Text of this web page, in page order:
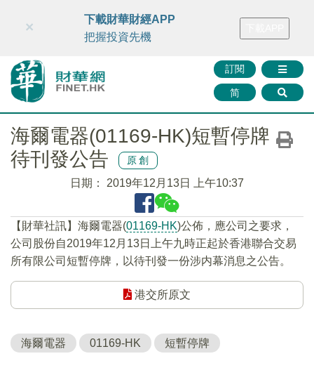
財華智庫網 FINTV FINMETA 財華證券 媒體矩陣
訂閱
简
×
下載財華財經APP
把握投資先機
海爾電器(01169-HK)短暫停牌
待刊發公告
原創
日期： 2019年12月13日 上午10:37
【財華社訊】海爾電器(01169-HK)公佈，應公司之要求，
公司股份自2019年12月13日上午九時正起於香港聯合交易
所有限公司短暫停牌，以待刊發一份涉内幕消息之公告。
港交所原文
海爾電器 01169-HK 短暫停牌